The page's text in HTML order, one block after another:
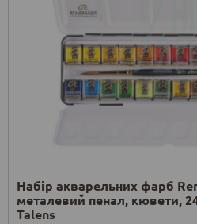
Набір акварельних фарб
металевий пенал, кювети,
Talens